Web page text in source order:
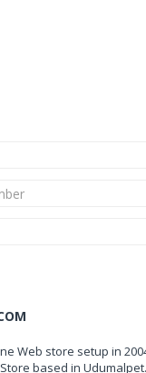
Web store setup in
based in Udumalpet.